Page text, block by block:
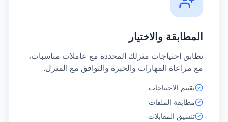
المطابقة والاختيار
نطابق احتياجات منزلك المحددة مع عاملات مناسبات،
مع مراعاة المهارات والخبرة والتوافق مع المنزل.
تقييم الاحتياجات
مطابقة الملفات
تنسيق المقابلات